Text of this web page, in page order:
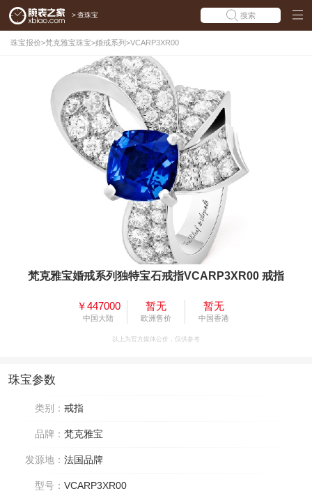
> 查珠宝 搜索
珠宝报价>梵克雅宝珠宝>婚戒系列 >VCARP3XR00
梵克雅宝婚戒系列独特宝石戒指VCARP3XR00 戒指
￥447000
中国大陆
暂无
欧洲售价
暂无
中国香港
以上为官方媒体公价，仅供参考
珠宝参数
类别： 戒指
品牌： 梵克雅宝
发源地： 法国品牌
型号： VCARP3XR00